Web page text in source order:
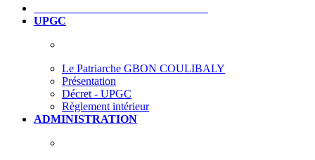
UPGC
Le Patriarche GBON COULIBALY
Présentation
Décret - UPGC
Règlement intérieur
ADMINISTRATION